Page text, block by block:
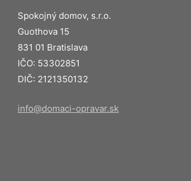
Spokojný domov, s.r.o.
Guothova 15
831 01 Bratislava
IČO: 53302851
DIČ: 2121350132
info@domaci-opravar.sk